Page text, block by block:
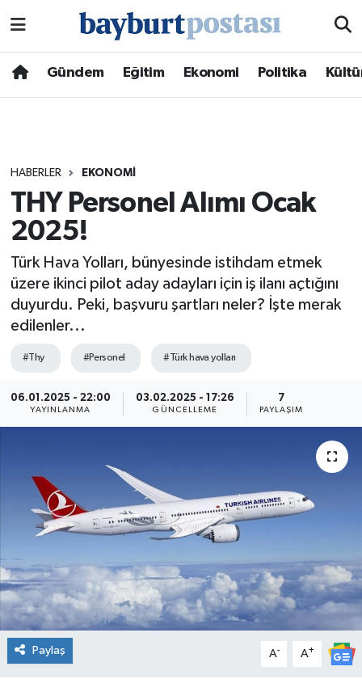
Gündem Eğitim Ekonomi Politika
HABERLER EKONOMI
THY Personel Alımı Ocak
2025!
Türk Hava Yolları, bünyesinde istihdam etmek
üzere ikinci pilot aday adayları için iş ilanı açtığını
duyurdu. Peki, başvuru şartları neler? İşte merak
edilenler...
#Thy #Personel #Türk hava yolları
06.01.2025 - 22:00
YAYINLANMA
03.02.2025 - 17:26
GÜNCELLEME
7
PAYLAŞIM
Paylaş A- A+
Hava Durumu
Süper Lig Puan Durumu ve Fikstür
Tüm Manşetler
Son Dakika Haberleri